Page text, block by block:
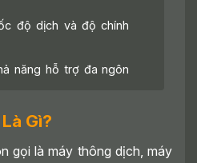
độ dịch và độ chính
năng hỗ trợ đa ngôn
Dịch Tốt Hiện Nay
ATalk Plus+ - Dịch
Cao Cấp
Gì?
gọi là máy thông dịch, máy